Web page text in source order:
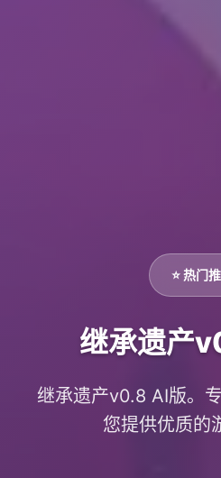
⭐ 热门
继承遗产
继承遗产v0.8 AI版。
您提供优质的